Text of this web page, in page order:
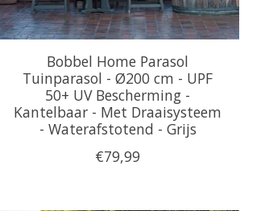
Bobbel Home Parasol
Tuinparasol - Ø200 cm - UPF
50+ UV Bescherming -
Kantelbaar - Met Draaisysteem
- Waterafstotend - Grijs
€79,99